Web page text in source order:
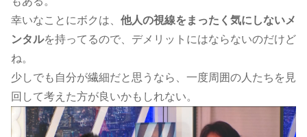
幸いなことにボクは、 他人の視線をまったく気にしないメ
ンタルを持ってるので、デメリットにはならないのだけど
ね。
少しでも自分が繊細だと思うなら、一度周囲の人たちを見
回して考えた方が良いかもしれない。​​​​